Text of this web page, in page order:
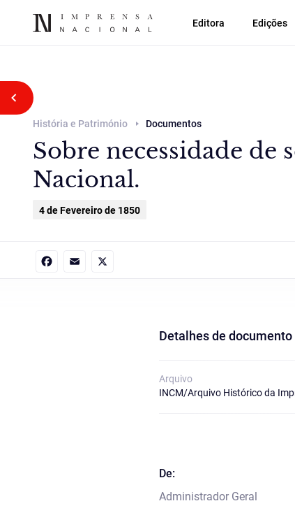
Editora Edições
Voltar atrás
História e Património Documentos
Sobre necessidade de
Nacional.
4 de Fevereiro de 1850
Detalhes de documento
Arquivo
INCM/Arquivo Histórico da
De:
Administrador Geral